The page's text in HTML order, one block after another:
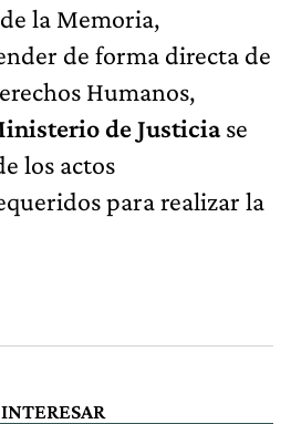
la Memoria,
de forma directa de
Humanos,
de Justiciase
los actos
para realizar la